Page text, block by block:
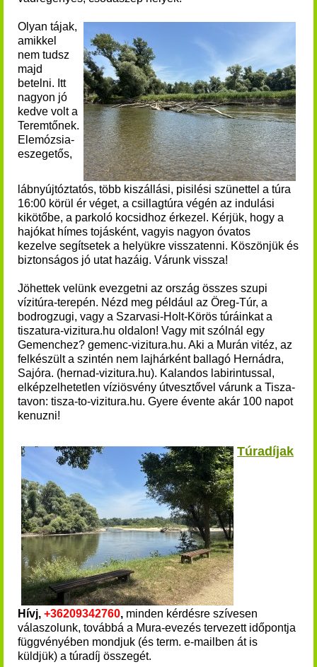
Olyan tájak,
amikkel
nem tudsz
majd
betelni. Itt
nagyon jó
kedve volt a
Teremtőnek.
Elemózsia-
eszegetős,
lábnyújtóztatós, több kiszállási, pisilési szünettel a túra
16:00 körül ér véget, a csillagtúra végén az indulási
kikötőbe, a parkoló kocsidhoz érkezel. Kérjük, hogy a
hajókat hímes tojásként, vagyis nagyon óvatos
kezelve segítsetek a helyükre visszatenni. Köszönjük és
biztonságos jó utat hazáig. Várunk vissza!
Jöhettek velünk evezgetni az ország összes szupi
vízitúra-terepén. Nézd meg például az Öreg-Túr, a
bodrogzugi, vagy a Szarvasi-Holt-Körös túráinkat a
tiszatura-vizitura.hu oldalon! Vagy mit szólnál egy
Gemenchez? gemenc-vizitura.hu. Aki a Murán vitéz, az
felkészült a szintén nem lajhárként ballagó Hernádra,
Sajóra. (hernad-vizitura.hu). Kalandos labirintussal,
elképzelhetetlen víziösvény útvesztővel várunk a Tisza-
tavon: tisza-to-vizitura.hu. Gyere évente akár 100 napot
kenuzni!
Túradíjak
Hívj, +36209342760, minden kérdésre szívesen
válaszolunk, továbbá a Mura-evezés tervezett időpontja
függvényében mondjuk (és term. e-mailben át is
küldjük) a túradíj összegét.